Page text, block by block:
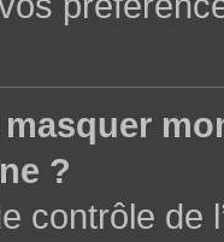
?
contrôle de